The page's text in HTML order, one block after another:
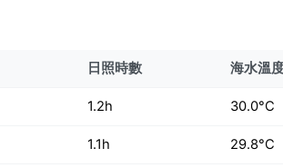
日照時數 海水溫
1.2h 30.0°C
1.1h 29.8°C